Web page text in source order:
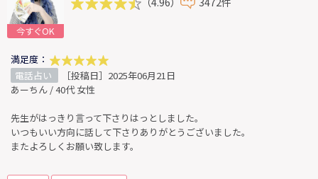
今すぐOK
満足度：
電話占い
［投稿日］2025年06月21日
あーちん / 40代 女性
先生がはっきり言って下さりはっとしました。
いつもいい方向に話して下さりありがとうございました。
またよろしくお願い致します。